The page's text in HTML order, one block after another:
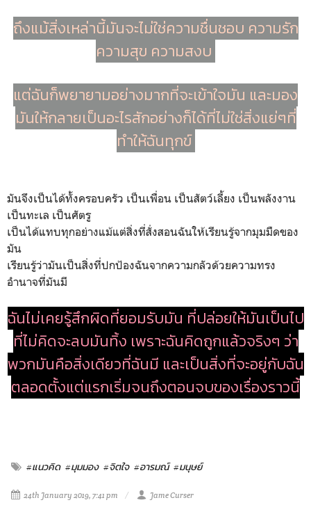
ถึงแม้สิ่งเหล่านี้มันจะไม่ใช่ความชื่นชอบ ความรัก
ความสุข ความสงบ
แต่ฉันก็พยายามอย่างมากที่จะเข้าใจมัน และมอง
มันให้กลายเป็นอะไรสักอย่างก็ได้ที่ไม่ใช่สิ่งแย่ๆที่
ทำให้ฉันทุกข์
มันจึงเป็นได้ทั้งครอบครัว เป็นเพื่อน เป็นสัตว์เลี้ยง เป็นพลังงาน
เป็นทะเล เป็นศัตรู
เป็นได้แทบทุกอย่างแม้แต่สิ่งที่สั่งสอนฉันให้เรียนรู้จากมุมมืดของ
มัน
เรียนรู้ว่ามันเป็นสิ่งที่ปกป้องฉันจากความกลัวด้วยความทรง
อำนาจที่มันมี
ฉันไม่เคยรู้สึกผิดที่ยอมรับมัน ที่ปล่อยให้มันเป็นไป
ที่ไม่คิดจะลบมันทิ้ง เพราะฉันคิดถูกแล้วจริงๆ ว่า
พวกมันคือสิ่งเดียวที่ฉันมี และเป็นสิ่งที่จะอยู่กับฉัน
ตลอดตั้งแต่แรกเริ่มจนถึงตอนจบของเรื่องราวนี้
#แนวคิด #มุมมอง #จิตใจ #อารมณ์ #มนุษย์
24th January 2019, 7:41 pm Jame Curser